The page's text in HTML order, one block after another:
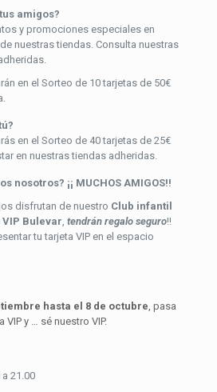
amigos?
y promociones especiales en
nuestras tiendas. Consulta nuestras
en el Sorteo de 10 tarjetas de 50€
en el Sorteo de 40 tarjetas de 25€
en nuestras tiendas adheridas.
nosotros? ¡¡ MUCHOS AMIGOS!!
disfrutan de nuestro Club infantil
Bulevar, tendrán regalo seguro!!
tu tarjeta VIP en el espacio
hasta el 8 de octubre, pasa
VIP y … sé nuestro VIP.
21.00